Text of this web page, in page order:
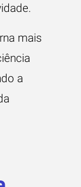
mais
a